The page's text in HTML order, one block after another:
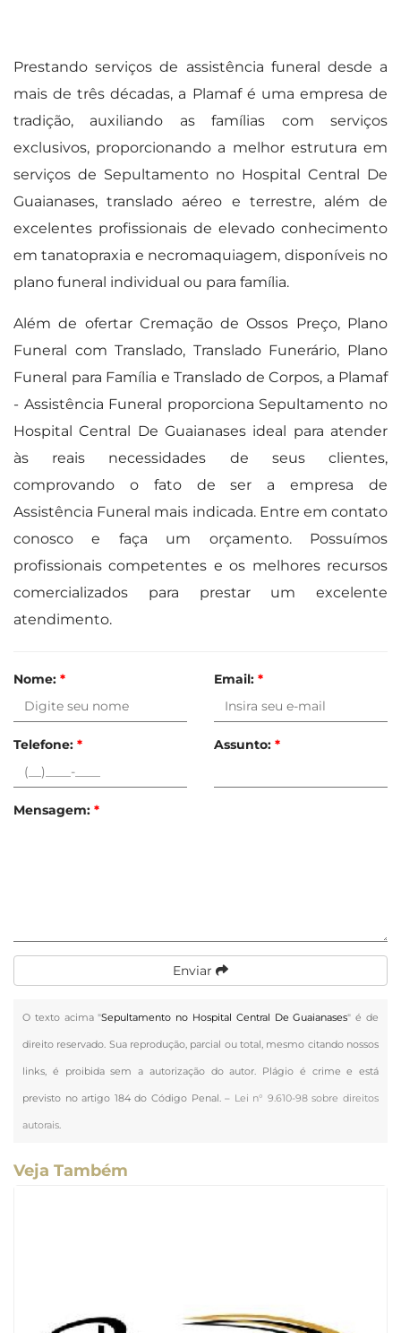
Prestando serviços de assistência funeral desde a
mais de três décadas, a Plamaf é uma empresa de
tradição, auxiliando as famílias com serviços
exclusivos, proporcionando a melhor estrutura em
serviços de Sepultamento no Hospital Central De
Guaianases, translado aéreo e terrestre, além de
excelentes profissionais de elevado conhecimento
em tanatopraxia e necromaquiagem, disponíveis no
plano funeral individual ou para família.
Além de ofertar Cremação de Ossos Preço, Plano
Funeral com Translado, Translado Funerário, Plano
Funeral para Família e Translado de Corpos, a Plamaf
- Assistência Funeral proporciona Sepultamento no
Hospital Central De Guaianases ideal para atender
às reais necessidades de seus clientes,
comprovando o fato de ser a empresa de
Assistência Funeral mais indicada. Entre em contato
conosco e faça um orçamento. Possuímos
profissionais competentes e os melhores recursos
comercializados para prestar um excelente
atendimento.
Nome: * Email: *
Telefone: * Assunto: *
Mensagem: *
Enviar
O texto acima "Sepultamento no Hospital Central De Guaianases" é de
direito reservado. Sua reprodução, parcial ou total, mesmo citando nossos
links, é proibida sem a autorização do autor. Plágio é crime e está
previsto no artigo 184 do Código Penal. – Lei n° 9.610-98 sobre direitos
autorais.
Veja Também